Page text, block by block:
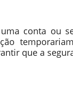
conta ou
que a